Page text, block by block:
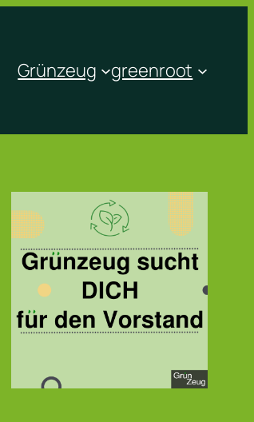
Grünzeug greenroot